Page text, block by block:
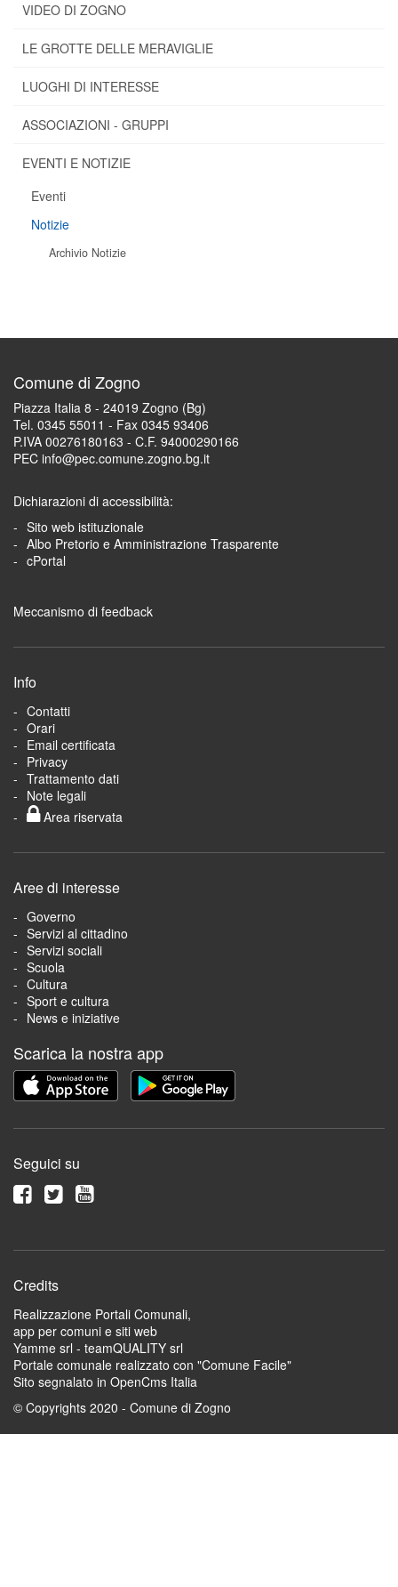
VIDEO DI ZOGNO
LE GROTTE DELLE MERAVIGLIE
LUOGHI DI INTERESSE
ASSOCIAZIONI - GRUPPI
EVENTI E NOTIZIE
Eventi
Notizie
Archivio Notizie
Comune di Zogno
Piazza Italia 8 - 24019 Zogno (Bg)
Tel. 0345 55011 - Fax 0345 93406
P.IVA 00276180163 - C.F. 94000290166
PEC info@pec.comune.zogno.bg.it
Dichiarazioni di accessibilità:
Sito web istituzionale
Albo Pretorio e Amministrazione Trasparente
cPortal
Meccanismo di feedback
Info
Contatti
Orari
Email certificata
Privacy
Trattamento dati
Note legali
Area riservata
Aree di interesse
Governo
Servizi al cittadino
Servizi sociali
Scuola
Cultura
Sport e cultura
News e iniziative
Scarica la nostra app
Seguici su
Credits
Realizzazione Portali Comunali,
app per comuni e siti web
Yamme srl - teamQUALITY srl
Portale comunale realizzato con "Comune Facile"
Sito segnalato in OpenCms Italia
© Copyrights 2020 - Comune di Zogno